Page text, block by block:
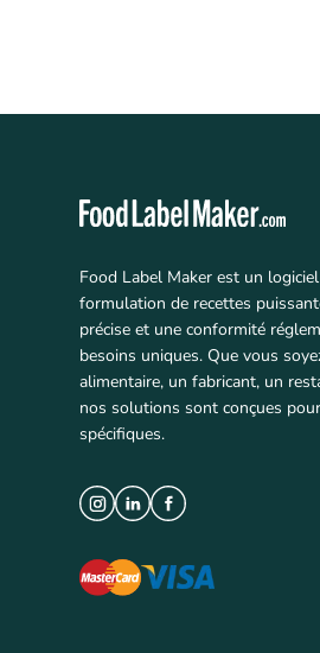
Food Label Maker est un
formulation de recettes
précise et une conformité
besoins uniques. Que vous
alimentaire, un fabricant, un
nos solutions sont conçues
spécifiques.